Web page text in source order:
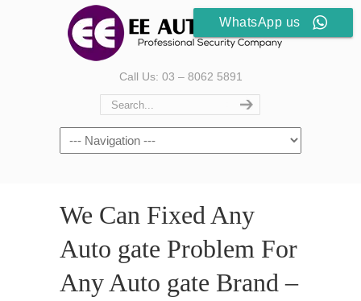
Call Us: 03 – 8062 5891
We Can Fixed Any
Auto gate Problem For
Any Auto gate Brand –
WhatsApp us